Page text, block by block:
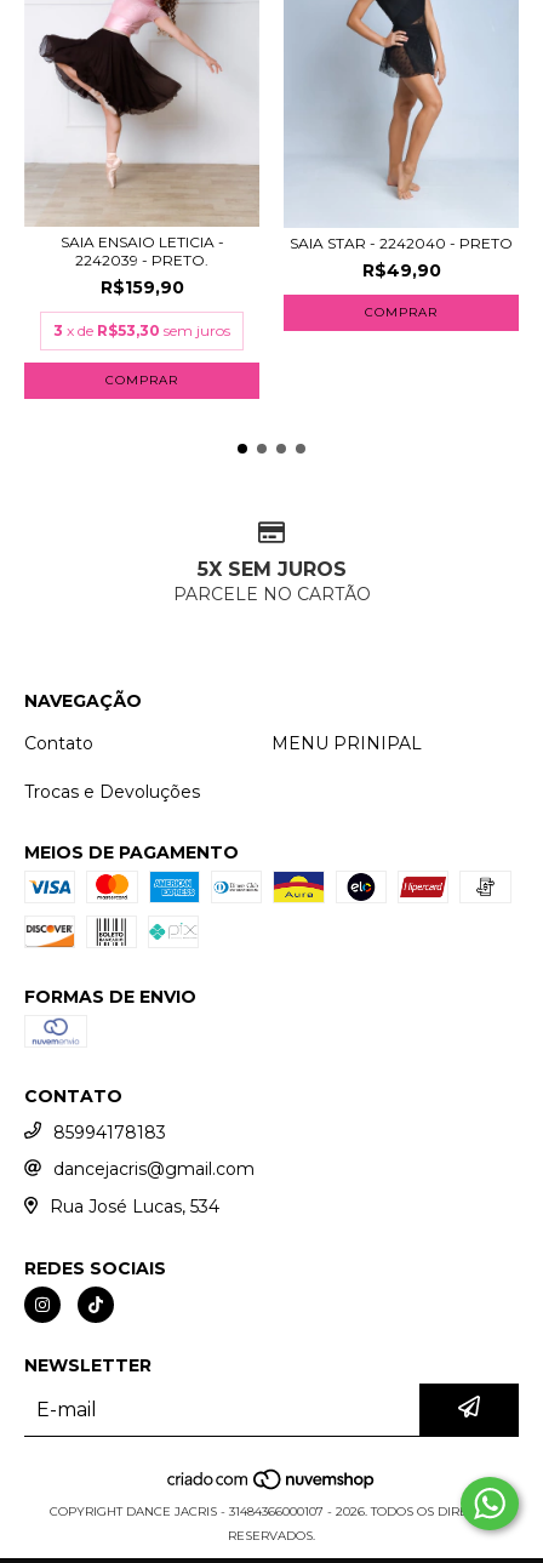
SAIA ENSAIO LETICIA -
2242039 - PRETO.
R$159,90
3 x de R$53,30 sem juros
COMPRAR
SAIA STAR - 2242040 - PRETO
R$49,90
COMPRAR
5X SEM JUROS
PARCELE NO CARTÃO
NAVEGAÇÃO
Contato
MENU PRINIPAL
Trocas e Devoluções
MEIOS DE PAGAMENTO
FORMAS DE ENVIO
CONTATO
85994178183
dancejacris@gmail.com
Rua José Lucas, 534
REDES SOCIAIS
NEWSLETTER
COPYRIGHT DANCE JACRIS - 31484366000107 - 2026. TODOS OS DIREITOS
RESERVADOS.